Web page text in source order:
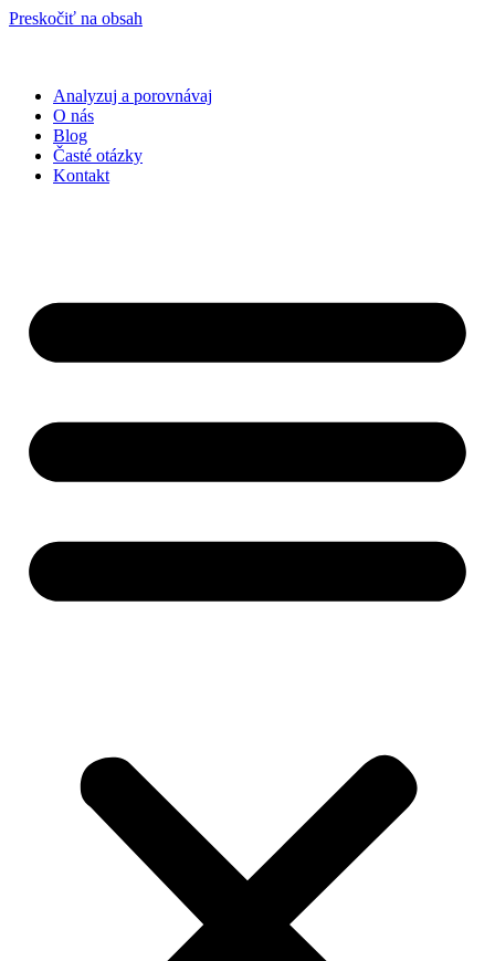
Preskočiť na obsah
Analyzuj a porovnávaj
O nás
Blog
Časté otázky
Kontakt